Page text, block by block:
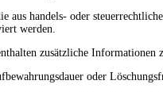
aus handels- oder
werden.
zusätzliche
oder